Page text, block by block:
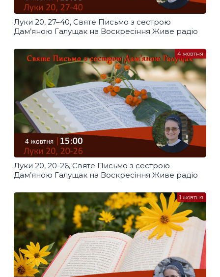
Луки 20, 27–40, Святе Письмо з сестрою
Дам’яною Галущак​ на Воскресіння Живе радіо
Луки 20, 20-26, Святе Письмо з сестрою
Дам’яною Галущак​ на Воскресіння Живе радіо
4 жовтня
1 жовтня